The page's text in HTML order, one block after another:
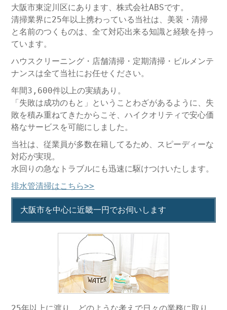
大阪市東淀川区にあります、株式会社ABSです。
清掃業界に25年以上携わっている当社は、美装・清掃
と名前のつくものは、全て対応出来る知識と経験を持っ
ています。
ハウスクリーニング・店舗清掃・定期清掃・ビルメンテ
ナンスは全て当社にお任せください。
年間3,600件以上の実績あり。
「失敗は成功のもと」ということわざがあるように、失
敗を積み重ねてきたからこそ、ハイクオリティで安心価
格なサービスを可能にしました。
当社は、従業員が多数在籍してるため、スピーディーな
対応が実現。
水回りの急なトラブルにも迅速に駆けつけいたします。
排水管清掃はこちら>>
大阪市を中心に近畿一円でお伺いします